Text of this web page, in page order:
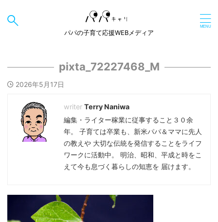
パパの子育て応援WEBメディア
pixta_72227468_M
2026年5月17日
Terry Naniwa
編集・ライター稼業に従事すること３０余
年。 子育ては卒業も、新米パパ＆ママに先人
の教えや 大切な伝統を発信することをライフ
ワークに活動中。 明治、昭和、平成と時をこ
えて今も息づく暮らしの知恵を 届けます。